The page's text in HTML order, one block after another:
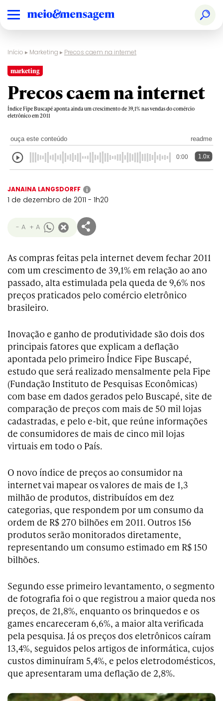
Início ▸ Marketing ▸ Precos caem na internet
marketing
Precos caem na internet
Índice Fipe Buscapé aponta ainda um crescimento de 39,1% nas vendas do comércio
eletrônico em 2011
ouça este conteúdo readme
0:00 1.0x
JANAINA LANGSDORFF i
1 de dezembro de 2011 - 1h20
- A + A
As compras feitas pela internet devem fechar 2011
com um crescimento de 39,1% em relação ao ano
passado, alta estimulada pela queda de 9,6% nos
preços praticados pelo comércio eletrônico
brasileiro.
Inovação e ganho de produtividade são dois dos
principais fatores que explicam a deflação
apontada pelo primeiro Índice Fipe Buscapé,
estudo que será realizado mensalmente pela Fipe
(Fundação Instituto de Pesquisas Econômicas)
com base em dados gerados pelo Buscapé, site de
comparação de preços com mais de 50 mil lojas
cadastradas, e pelo e-bit, que reúne informações
de consumidores de mais de cinco mil lojas
virtuais em todo o País.
O novo índice de preços ao consumidor na
internet vai mapear os valores de mais de 1,3
milhão de produtos, distribuídos em dez
categorias, que respondem por um consumo da
ordem de R$ 270 bilhões em 2011. Outros 156
produtos serão monitorados diretamente,
representando um consumo estimado em R$ 150
bilhões.
Segundo esse primeiro levantamento, o segmento
de fotografia foi o que registrou a maior queda nos
preços, de 21,8%, enquanto os brinquedos e os
games encareceram 6,6%, a maior alta verificada
pela pesquisa. Já os preços dos eletrônicos caíram
13,4%, seguidos pelos artigos de informática, cujos
custos diminuíram 5,4%, e pelos eletrodomésticos,
que apresentaram uma deflação de 2,8%.